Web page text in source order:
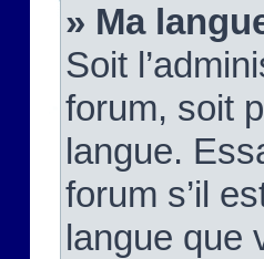
» Ma
Soit
forum, soit
langue.
forum s’il
langue que